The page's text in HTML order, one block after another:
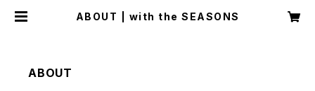
ABOUT | with the SEASONS
ABOUT